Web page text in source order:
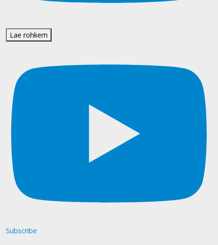
Lae rohkem
Subscribe